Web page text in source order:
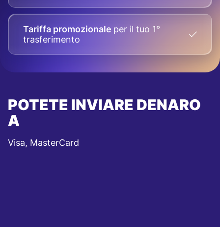
Tariffa promozionale per il tuo 1°
trasferimento
POTETE INVIARE DENARO
A
Visa, MasterCard